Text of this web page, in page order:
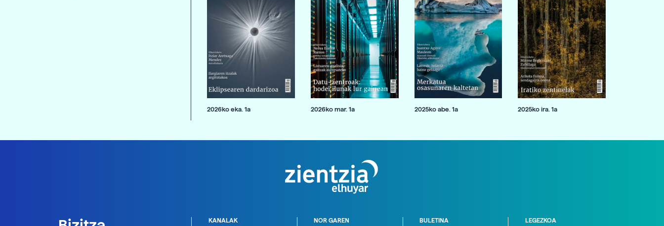
2026ko eka. 1a 2026ko mar. 1a 2025ko abe. 1a 2025ko ira. 1a
KANALAK NOR GAREN BULETINA LEGEZKOA